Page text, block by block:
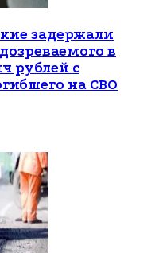
задержали
в
рублей с
на СВО